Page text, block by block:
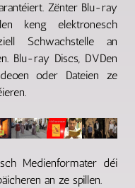
Zënter Blu-ray
keng elektronesch
Schwachstelle an
Blu-ray Discs, DVDen
oder Dateien ze
Medienformater déi
an ze spillen.